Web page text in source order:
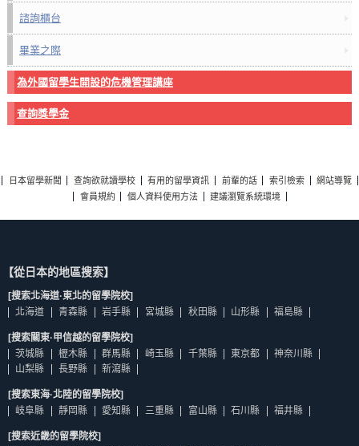
諮詢櫃台
畢業之際
為外國留學生開設的危機管理講座
查詢獎學金
日本留學新聞 查詢欲就讀學校 有用的留學資訊 前輩的話 索引檢索
網站導覽
會員規約
個人資料使用方法 建議瀏覽系統環境
【從日本的地區搜索】
[搜索北海道·東北的留學院校]
北海道
青森縣 岩手縣 宮城縣 秋田縣 山形縣 福島縣
[搜索關東·甲信越的留學院校]
茨城縣
櫪木縣 群馬縣 崎玉縣 千葉縣 東京都
神奈川縣
山梨縣
長野縣 新瀉縣
[搜索東海·北陸的留學院校]
岐阜縣
靜岡縣 愛知縣 三重縣 富山縣 石川縣 福井縣
[搜索近畿的留學院校]